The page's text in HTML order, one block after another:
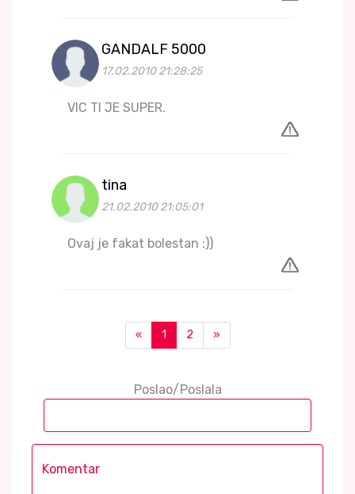
GANDALF 5000
17.02.2010 21:28:25
VIC TI JE SUPER.
tina
21.02.2010 21:05:01
Ovaj je fakat bolestan :))
« 1 2 »
Poslao/Poslala